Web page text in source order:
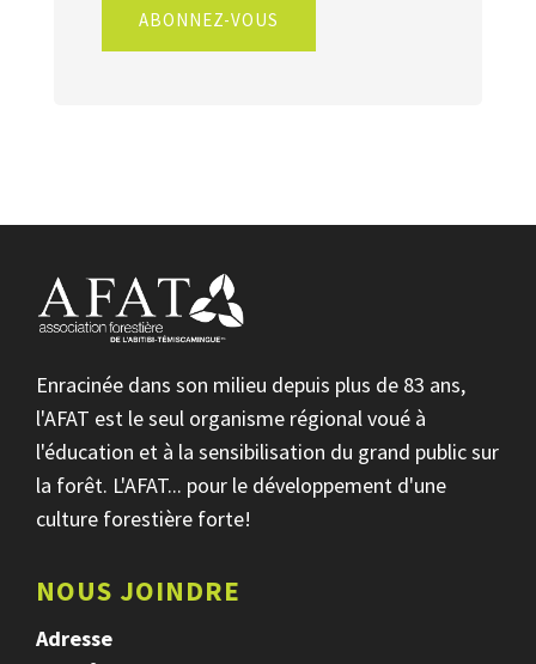
ABONNEZ-VOUS
Enracinée dans son milieu depuis plus de 83 ans,
l'AFAT est le seul organisme régional voué à
l'éducation et à la sensibilisation du grand public sur
la forêt. L'AFAT... pour le développement d'une
culture forestière forte!
NOUS JOINDRE
Adresse